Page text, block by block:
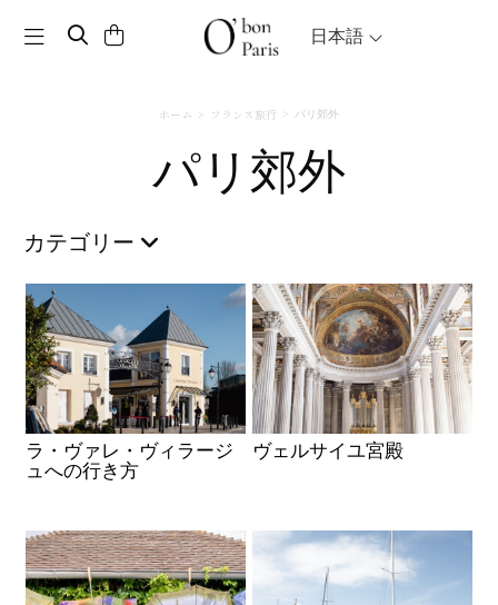
Toggle navigation 日本語
ホーム フランス旅行 パリ郊外
パリ郊外
カテゴリー
ラ・ヴァレ・ヴィラージ
ュへの行き方
ヴェルサイユ宮殿